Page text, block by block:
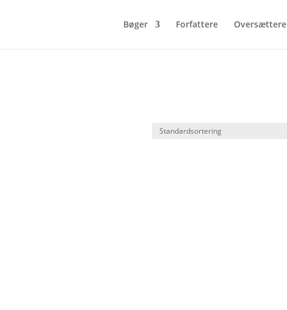
Bøger Forfattere Oversættere